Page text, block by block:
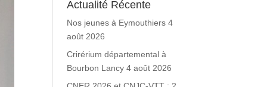
Actualité Récente
Nos jeunes à Eymouthiers 4
août 2026
Crirérium départemental à
Bourbon Lancy 4 août 2026